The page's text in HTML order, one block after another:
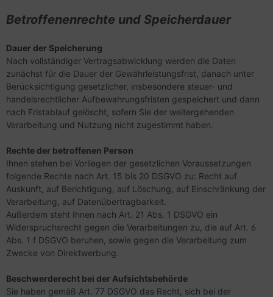
Betroffenenrechte und Speicherdauer
Dauer der Speicherung
Nach vollständiger Vertragsabwicklung werden die Daten
zunächst für die Dauer der Gewährleistungsfrist, danach unter
Berücksichtigung gesetzlicher, insbesondere steuer- und
handelsrechtlicher Aufbewahrungsfristen gespeichert und dann
nach Fristablauf gelöscht, sofern Sie der weitergehenden
Verarbeitung und Nutzung nicht zugestimmt haben.
Rechte der betroffenen Person
Ihnen stehen bei Vorliegen der gesetzlichen Voraussetzungen
folgende Rechte nach Art. 15 bis 20 DSGVO zu: Recht auf
Auskunft, auf Berichtigung, auf Löschung, auf Einschränkung der
Verarbeitung, auf Datenübertragbarkeit.
Außerdem steht Ihnen nach Art. 21 Abs. 1 DSGVO ein
Widerspruchsrecht gegen die Verarbeitungen zu, die auf Art. 6
Abs. 1 f DSGVO beruhen, sowie gegen die Verarbeitung zum
Zwecke von Direktwerbung.
Beschwerderecht bei der Aufsichtsbehörde
Sie haben gemäß Art. 77 DSGVO das Recht, sich bei der